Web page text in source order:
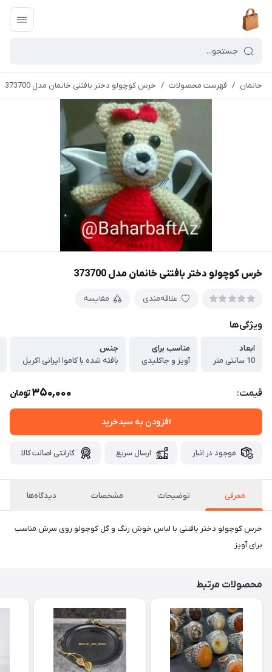
خانمان / فهرست محصولات / خرس کوچولو دختر بافتنی خانمان مدل 373700
خرس کوچولو دختر بافتنی خانمان مدل 373700
علاقه‌مندی مقایسه
ویژگی‌ها
ابعاد
10 سانتی متر
مناسب برای
آویز و جاکلیدی
جنس
بافته شده با کاموا ایرانی اکریل
قیمت: 350,000تومان
افزودن به سبدخرید
موجود در انبار ارسال سریع گارانتی اصالت کالا
معرفی توضیحات مشخصات دیدگاه‌ها
خرس کوچولو دختر بافتنی با لباس خوش رنگ و گل کوچولو روی سرش مناسب
برای آویز
محصولات مرتبط